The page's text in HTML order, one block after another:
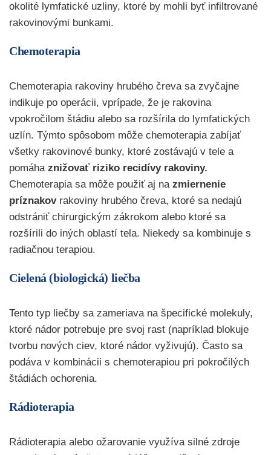
okolité lymfatické uzliny, ktoré by mohli byť infiltrované
rakovinovými bunkami.
Chemoterapia
Chemoterapia rakoviny hrubého čreva sa zvyčajne
indikuje po operácii, vprípade, že je rakovina
vpokročilom štádiu alebo sa rozšírila do lymfatických
uzlín. Týmto spôsobom môže chemoterapia zabíjať
všetky rakovinové bunky, ktoré zostávajú v tele a
pomáha znižovať riziko recidívy rakoviny.
Chemoterapia sa môže použiť aj na zmiernenie
príznakovrakoviny hrubého čreva, ktoré sa nedajú
odstrániť chirurgickým zákrokom alebo ktoré sa
rozšírili do iných oblastí tela. Niekedy sa kombinuje s
radiačnou terapiou.
Cielená (biologická) liečba
Tento typ liečby sa zameriava na špecifické molekuly,
ktoré nádor potrebuje pre svoj rast (napríklad blokuje
tvorbu nových ciev, ktoré nádor vyživujú). Často sa
podáva v kombinácii s chemoterapiou pri pokročilých
štádiách ochorenia.
Rádioterapia
Rádioterapia alebo ožarovanie využíva silné zdroje